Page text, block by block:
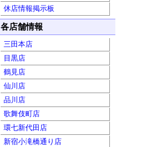
休店情報掲示板
各店舗情報
三田本店
目黒店
鶴見店
仙川店
品川店
歌舞伎町店
環七新代田店
新宿小滝橋通り店